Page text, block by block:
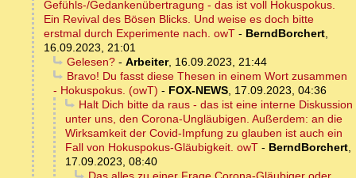
Gefühls-/Gedankenübertragung - das ist voll Hokuspokus.
Ein Revival des Bösen Blicks. Und weise es doch bitte
erstmal durch Experimente nach. owT - BerndBorchert,
16.09.2023, 21:01
Gelesen?- Arbeiter, 16.09.2023, 21:44
Bravo! Du fasst diese Thesen in einem Wort zusammen
- Hokuspokus. (owT) - FOX-NEWS, 17.09.2023, 04:36
Halt Dich bitte da raus - das ist eine interne Diskussion
unter uns, den Corona-Ungläubigen. Außerdem: an die
Wirksamkeit der Covid-Impfung zu glauben ist auch ein
Fall von Hokuspokus-Gläubigkeit. owT - BerndBorchert,
17.09.2023, 08:40